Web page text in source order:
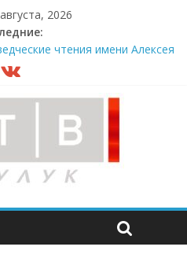
2026
чтения имени Алексея
планируется завершить до